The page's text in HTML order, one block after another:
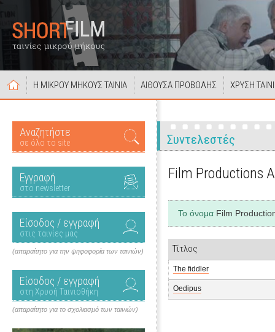
Η ΜΙΚΡΟΥ ΜΗΚΟΥΣ ΤΑΙΝΙΑ ΑΙΘΟΥΣΑ ΠΡΟΒΟΛΗΣ ΧΡΥΣΗ
Αναζητήστε
σε όλο το site
Εγγραφή
στο newsletter
Είσοδος / εγγραφή
στις ταινίες μας
(απαραίτητο για την ψηφοφορία των ταινιών)
Είσοδος / εγγραφή
στη Χρυσή Ταινιοθήκη
(απαραίτητο για το σχολιασμό των ταινιών)
Συντελεστές
Film Productions
Το όνομα Film
Τίτλος
The fiddler
Oedipus